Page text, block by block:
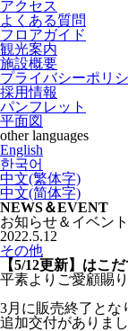
アクセス
よくある質問
フロアガイド
観光案内
施設概要
プライバシーポリ
採用情報
パンフレット
平面図
other languages
English
한국어
中文(繁体字)
中文(简体字)
NEWS＆EVENT
お知らせ＆イベン
2022.5.12
その他
【5/12更新】はこ
平素よりご愛顧賜
3月に販売終了とな
追加交付がありま